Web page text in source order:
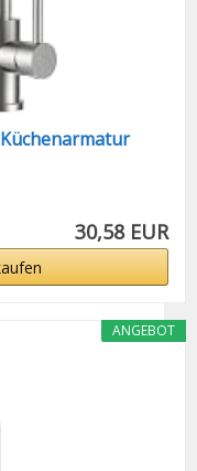
Küchenarmatur
30,58 EUR
ANGEBOT